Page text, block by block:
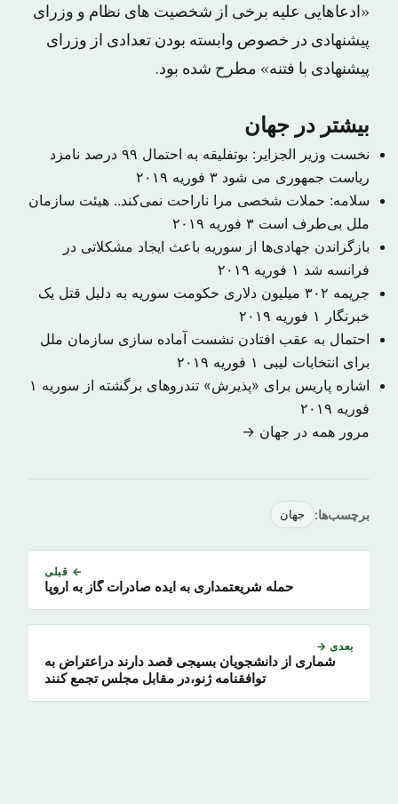
«ادعاهایی علیه برخی از شخصیت های نظام و وزرای
پیشنهادی در خصوص وابسته بودن تعدادی از وزرای
پیشنهادی با فتنه» مطرح شده بود.
بیشتر در جهان
نخست وزیر الجزایر: بوتفلیقه به احتمال ۹۹ درصد نامزد
ریاست جمهوری می شود ۳ فوریه ۲۰۱۹
سلامه: حملات شخصی مرا ناراحت نمی‌کند.. هیئت سازمان
ملل بی‌طرف است ۳ فوریه ۲۰۱۹
بازگراندن جهادی‌ها از سوریه باعث ایجاد مشکلاتی در
فرانسه شد ۱ فوریه ۲۰۱۹
جریمه ۳۰۲ میلیون دلاری حکومت سوریه به دلیل قتل یک
خبرنگار
۱ فوریه ۲۰۱۹
احتمال به عقب افتادن نشست آماده سازی سازمان ملل
برای انتخابات لیبی ۱ فوریه ۲۰۱۹
اشاره پاریس برای «پذیرش» تندروهای برگشته از سوریه ۱
فوریه ۲۰۱۹
مرور همه در جهان →
برچسب‌ها: جهان
← قبلی
حمله شریعتمداری به ایده صادرات گاز به اروپا
بعدی →
شماری از دانشجویان بسیجی قصد دارند دراعتراض به
توافقنامه ژنو،در مقابل مجلس تجمع کنند